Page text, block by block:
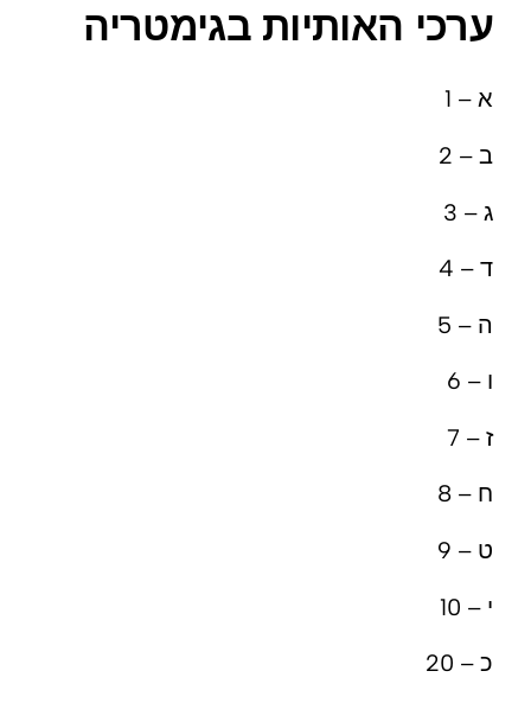
ערכי האותיות בגימטריה
א – 1
ב – 2
ג – 3
ד – 4
ה – 5
ו – 6
ז – 7
ח – 8
ט – 9
י – 10
כ – 20